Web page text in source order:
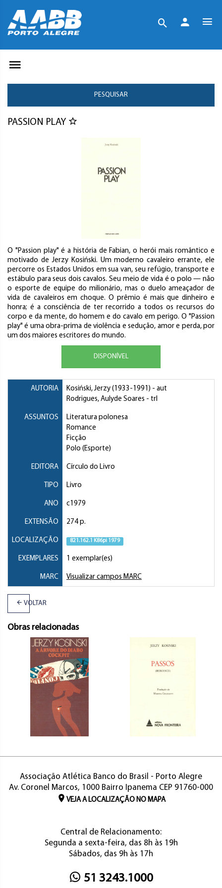
PESQUISAR
PASSION PLAY
O "Passion play" é a história de Fabian, o herói mais romântico e
motivado de Jerzy Kosiński. Um moderno cavaleiro errante, ele
percorre os Estados Unidos em sua van, seu refúgio, transporte e
estábulo para seus dois cavalos. Seu meio de vida é o polo — não
o esporte de equipe do milionário, mas o duelo ameaçador de
vida de cavaleiros em choque. O prêmio é mais que dinheiro e
honra; é a consciência de ter recorrido a todos os recursos do
corpo e da mente, do homem e do cavalo em perigo. O "Passion
play" é uma obra-prima de violência e sedução, amor e perda, por
um dos maiores escritores do mundo.
DISPONÍVEL
AUTORIA Kosiński, Jerzy (1933-1991) - aut
Rodrigues, Aulyde Soares - trl
ASSUNTOS
Literatura polonesa
Romance
Ficção
Polo (Esporte)
EDITORA Círculo do Livro
TIPO Livro
ANO c1979
EXTENSÃO 274 p.
LOCALIZAÇÃO 821.162.1 K86pi 1979
EXEMPLARES 1 exemplar(es)
MARC Visualizar campos MARC
VOLTAR
Obras relacionadas
Associação Atlética Banco do Brasil - Porto Alegre
Av. Coronel Marcos, 1000 Bairro Ipanema CEP 91760-000
VEJA A LOCALIZAÇÃO NO MAPA
Central de Relacionamento:
Segunda a sexta-feira, das 8h às 19h
Sábados, das 9h às 17h
51 3243.1000